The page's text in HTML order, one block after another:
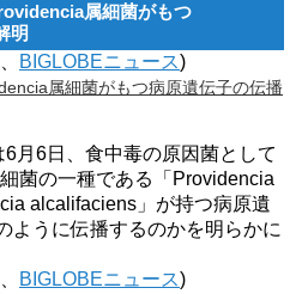
属細菌がもつ
明
BIGLOBEニュース)
属細菌がもつ病原遺伝子の伝播
6月6日、食中毒の原因菌として
菌の一種である「Providencia
alcalifaciens」が持つ病原遺
ように伝播するのかを明らかに
BIGLOBEニュース)